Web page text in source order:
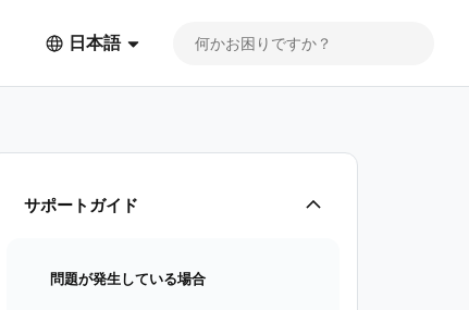
日本語
サポートガイド
問題が発生している場合